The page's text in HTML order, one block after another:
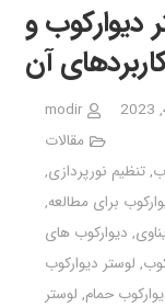
دیوارکوب و
آن
modir
مقالات
,تنظیم نورپردازی,
برای مطالعه,
, دیوارکوب های
, لوستر دیوارکوب
حمام, لوستر